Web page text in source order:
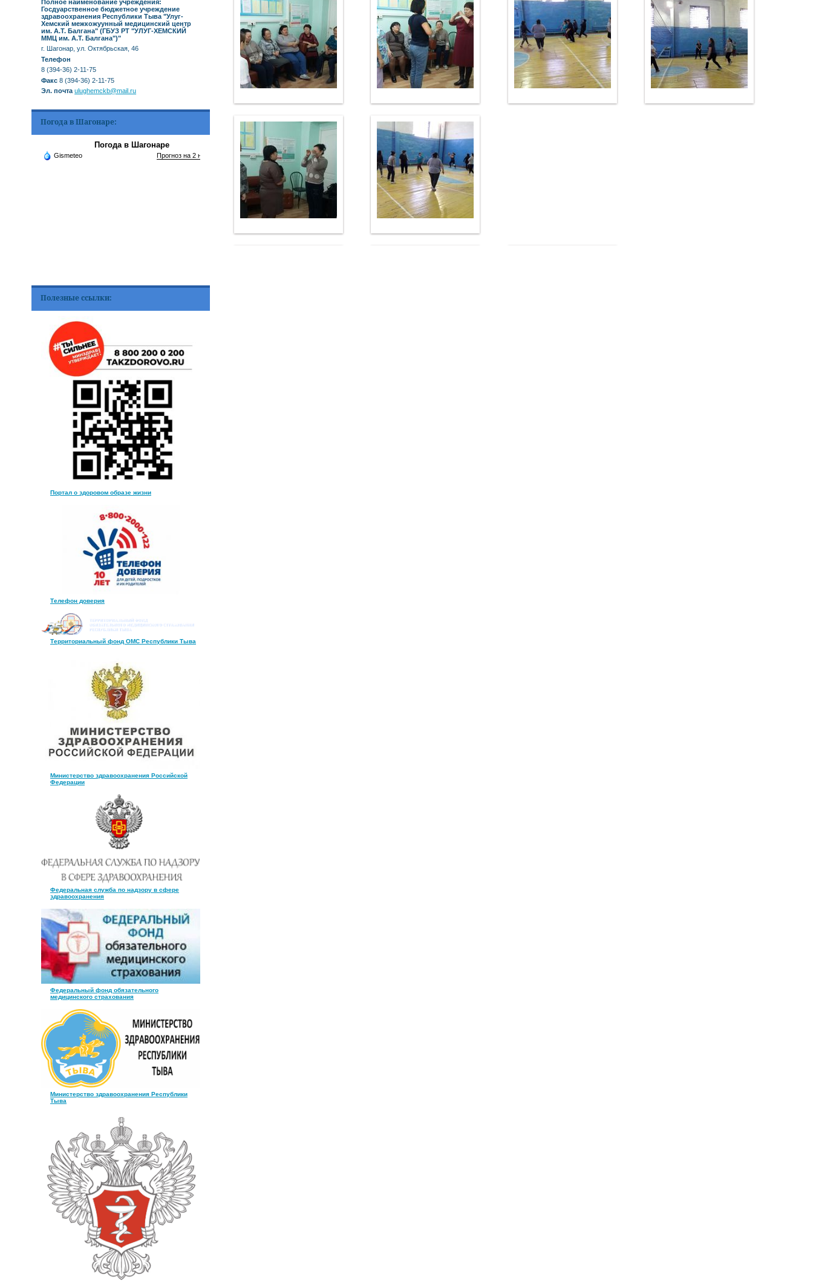
Полное наименование учреждения:
Госдуарственное бюджетное учреждение
здравоохранения Республики Тыва "Улуг-
Хемский межкожуунный медицинский центр
им. А.Т. Балгана" (ГБУЗ РТ "УЛУГ-ХЕМСКИЙ
ММЦ им. А.Т. Балгана")"
г. Шагонар, ул. Октябрьская, 46
Телефон
8 (394-36) 2-11-75
Факс 8 (394-36) 2-11-75
Эл. почта ulughemckb@mail.ru
Погода в Шагонаре:
Погода в Шагонаре
Gismeteo Прогноз на 2 недели
Полезные ссылки:
Портал о здоровом образе жизни
Телефон доверия
Территориальный фонд ОМС Республики Тыва
Министерство здравоохранения Российской
Федерации
Федеральная служба по надзору в сфере
здравоохранения
Федеральный фонд обязательного
медицинского страхования
Министерство здравоохранения Республики
Тыва